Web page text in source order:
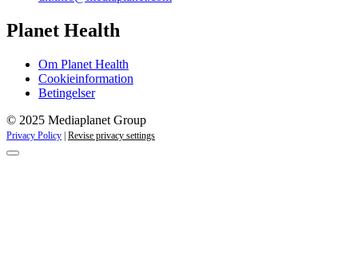
Planet Health
Om Planet Health
Cookieinformation
Betingelser
© 2025 Mediaplanet Group
Privacy Policy | Revise privacy settings